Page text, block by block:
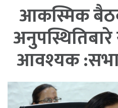
आकस्मिक
अनुपस्थितिबारे
आवश्यक